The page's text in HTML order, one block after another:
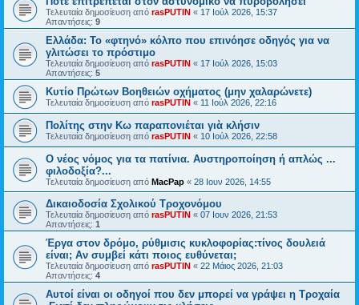
Τελευταία δημοσίευση από rasPUTIN « 17 Ιούλ 2026, 15:37
Απαντήσεις: 9
Ελλάδα: Το «φτηνό» κόλπο που επινόησε οδηγός για να
γλιτώσει το πρόστιμο
Τελευταία δημοσίευση από rasPUTIN « 17 Ιούλ 2026, 15:03
Απαντήσεις: 5
Κυτίο Πρώτων Βοηθειών οχήματος (μην χαλαρώνετε)
Τελευταία δημοσίευση από rasPUTIN « 11 Ιούλ 2026, 22:16
Πολίτης στην Κω παραπονιέται γιὰ κλήσιν
Τελευταία δημοσίευση από rasPUTIN « 10 Ιούλ 2026, 22:58
Ο νέος νόμος για τα πατίνια. Αυστηροποίηση ή απλώς ...
φιλοδοξία?...
Τελευταία δημοσίευση από MacPap « 28 Ιουν 2026, 14:55
Δικαιοδοσία Σχολικού Τροχονόμου
Τελευταία δημοσίευση από rasPUTIN « 07 Ιουν 2026, 21:53
Απαντήσεις: 1
Έργα στον δρόμο, ρύθμισις κυκλοφορίας:τίνος δουλειά
είναι; Αν συμβεί κάτι ποιος ευθύνεται;
Τελευταία δημοσίευση από rasPUTIN « 22 Μάιος 2026, 21:03
Απαντήσεις: 4
Αυτοί είναι οι οδηγοί που δεν μπορεί να γράψει η Τροχαία